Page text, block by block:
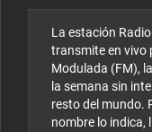
La estación
transmite en vivo
Modulada (FM),
la semana sin
resto del mundo.
nombre lo indica,